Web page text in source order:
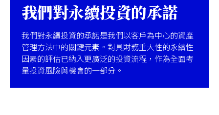
我們對永續投資的承諾
我們對永續投資的承諾是我們以客戶為中心的資產
管理方法中的關鍵元素。對具財務重大性的永續性
因素的評估已納入更廣泛的投資流程，作為全面考
量投資風險與機會的一部分。